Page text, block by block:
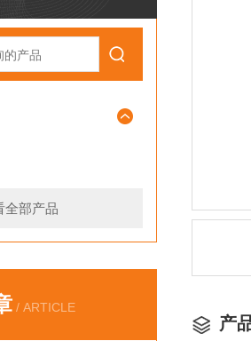
全部产品
/ ARTICLE
产